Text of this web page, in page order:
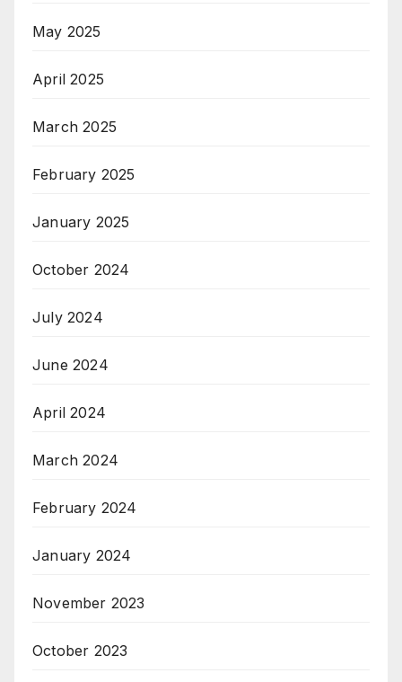
May 2025
April 2025
March 2025
February 2025
January 2025
October 2024
July 2024
June 2024
April 2024
March 2024
February 2024
January 2024
November 2023
October 2023